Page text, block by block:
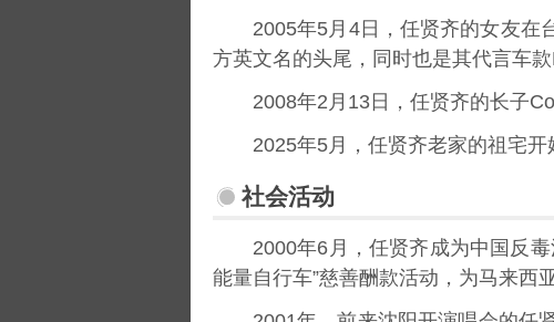
2005年5月4日，任贤齐的女友在
方英文名的头尾，同时也是其代言车
2008年2月13日，任贤齐的长子
2025年5月，任贤齐老家的祖宅
社会活动
2000年6月，任贤齐成为中国反
能量自行车”慈善酬款活动，为马来西